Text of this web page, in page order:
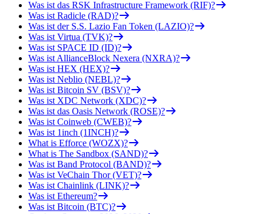
Was ist das RSK Infrastructure Framework (RIF)?
Was ist Radicle (RAD)?
Was ist der S.S. Lazio Fan Token (LAZIO)?
Was ist Virtua (TVK)?
Was ist SPACE ID (ID)?
Was ist AllianceBlock Nexera (NXRA)?
Was ist HEX (HEX)?
Was ist Neblio (NEBL)?
Was ist Bitcoin SV (BSV)?
Was ist XDC Network (XDC)?
Was ist das Oasis Network (ROSE)?
Was ist Coinweb (CWEB)?
Was ist 1inch (1INCH)?
What is Efforce (WOZX)?
What is The Sandbox (SAND)?
Was ist Band Protocol (BAND)?
Was ist VeChain Thor (VET)?
Was ist Chainlink (LINK)?
Was ist Ethereum?
Was ist Bitcoin (BTC)?